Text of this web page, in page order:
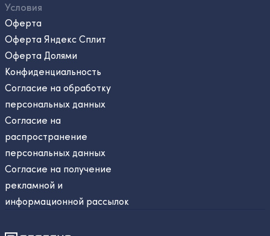
Условия
Оферта
Оферта Яндекс Сплит
Оферта Долями
Конфиденциальность
Согласие на обработку
персональных данных
Согласие на
распространение
персональных данных
Согласие на получение
рекламной и
информационной рассылок